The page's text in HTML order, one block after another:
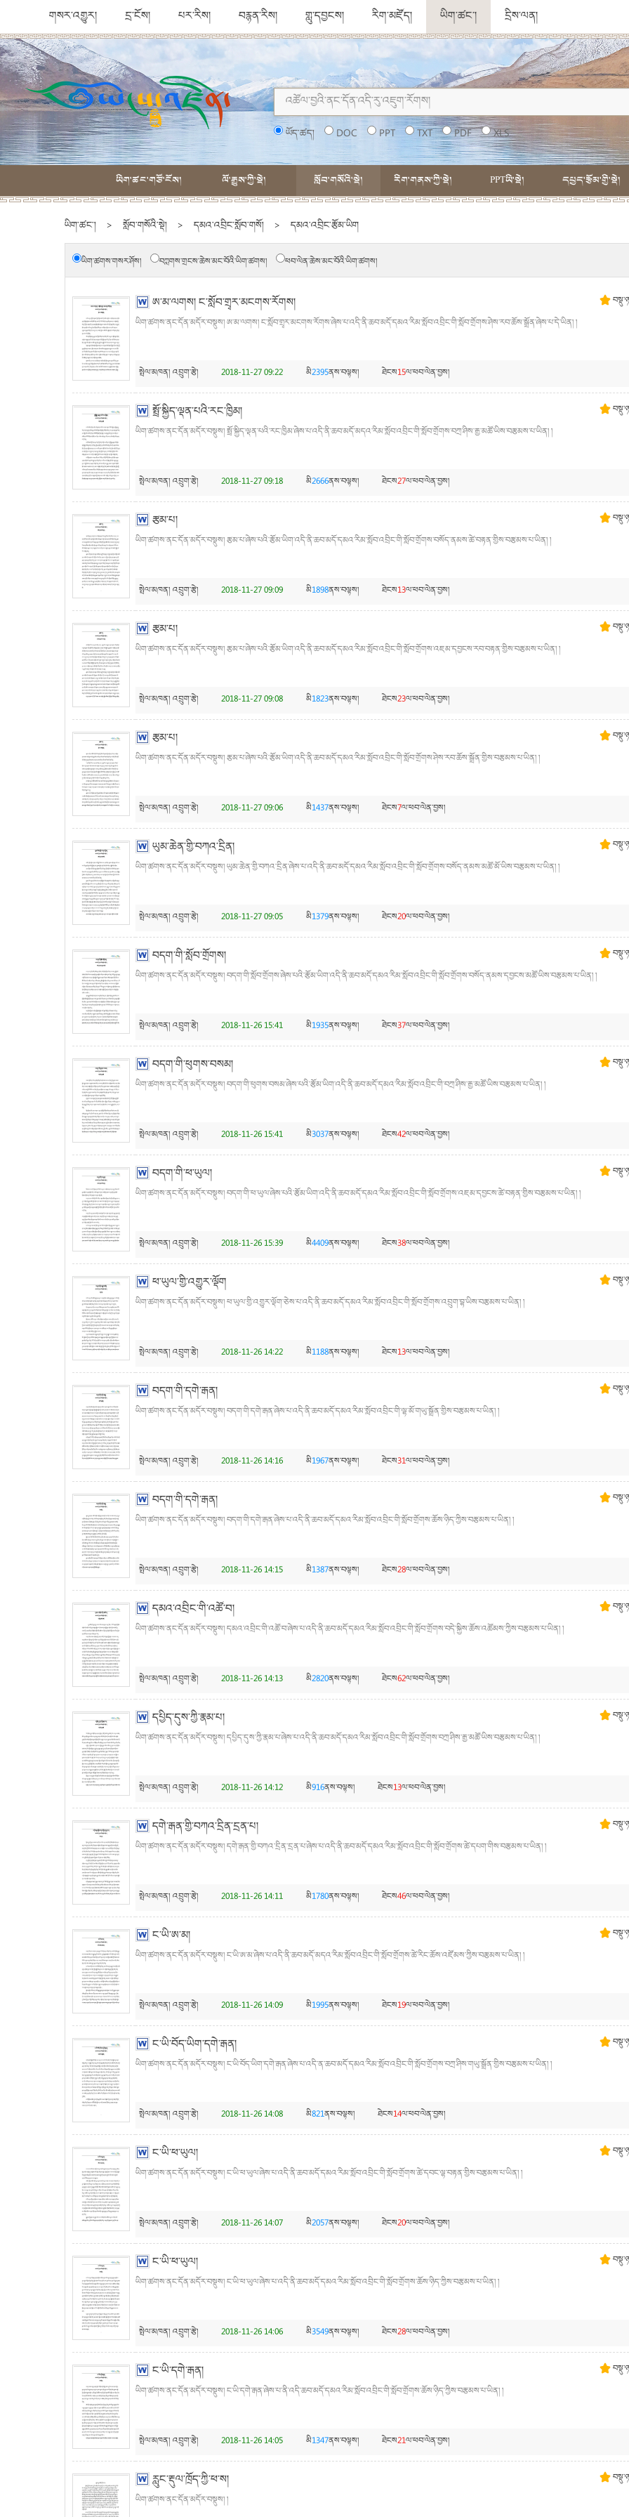
གསར་འགྱུར། དྲ་ངོས། པར་རིས། བརྙན་རིས། གླུ་དབྱངས། རིག་མཛོད། ཡིག་ཚང་། དྲིས་ལན།
ཡོད་ཚད། DOC PPT TXT PDF XLS
ཡིག་ཚང་གཙོ་ངོས། ལོ་རྒྱུས་ཀྱི་སྡེ། སློབ་གསོའི་སྡེ། རིག་གནས་ཀྱི་སྡེ། PPTཡི་སྡེ། དཔྱད་རྩོམ་གྱི་སྡེ།
ཡིག་ཚང་། > སློབ་གསོའི་སྡེ། > དམའ་འབྲིང་སློབ་གསོ། > དམའ་འབྲིང་རྩོམ་ཡིག
ཡིག་ཚགས་གསར་ཤོས། བཀླགས་གྲངས་ཆེས་མང་བོའི་ཡིག་ཚགས། ཕབ་ལེན་ཆེས་མང་བོའི་ཡིག་ཚགས།
ཨ་མ་ལགས། ང་སློབ་གྲྭར་མངགས་རོགས།
ཡིག་ཚགས་ནང་དོན་མདོར་བསྡུས། ཨ་མ་ལགས། ང་སློབ་གྲྭར་མངགས་རོགས་ཞེས་པ་འདི་ནི་ཆབ་མདོ་དམའ་རིམ་སློབ་འབྲིང་གི་སློབ་གྲོགས་ཤེས་རབ་ཆོས་སྒྲོན་ཞེས་པ་དེ་ཡིན། །
སྤེལ་མཁན། འབྲུག་རྩེ། 2018-11-27 09:22 མི2395ནས་བལྟས། ཐེངས15ལ་ཕབ་ལེན་བྱས།
སྤྲོ་སྐྱིད་ལྡན་པའི་རང་ཁྱིམ།
ཡིག་ཚགས་ནང་དོན་མདོར་བསྡུས། སྤྲོ་སྐྱིད་ལྡན་པའི་རང་ཁྱིམ་ཞེས་པ་འདི་ནི་ཆབ་མདོ་མདའ་རིམ་སློབ་འབྲིང་གི་སློབ་གྲོགས་བཀྲ་ཤིས་རྒྱ་མཚོ་ཡིས་བརྩམས་པ་ཡིན། །
སྤེལ་མཁན། འབྲུག་རྩེ། 2018-11-27 09:18 མི2666ནས་བལྟས། ཐེངས27ལ་ཕབ་ལེན་བྱས།
རྩམ་པ།
ཡིག་ཚགས་ནང་དོན་མདོར་བསྡུས། རྩམ་པ་ཞེས་པའི་རྩོམ་ཡིག་འདི་ནི་ཆབ་མདོ་དམའ་རིམ་སློབ་འབྲིང་གི་སློབ་གྲོགས་བསོད་ནམས་ཚེ་བརྟན་གྱིས་བརྩམས་པ་ཡིན། །
སྤེལ་མཁན། འབྲུག་རྩེ། 2018-11-27 09:09 མི1898ནས་བལྟས། ཐེངས13ལ་ཕབ་ལེན་བྱས།
རྩམ་པ།
ཡིག་ཚགས་ནང་དོན་མདོར་བསྡུས། རྩམ་པ་ཞེས་པའི་རྩོམ་ཡིག་འདི་ནི་ཆབ་མདོ་དམའ་རིམ་སློབ་འབྲིང་གི་སློབ་གྲོགས་འཇམ་དབྱངས་རབ་བརྟན་གྱིས་བརྩམས་པ་ཡིན། །
སྤེལ་མཁན། འབྲུག་རྩེ། 2018-11-27 09:08 མི1823ནས་བལྟས། ཐེངས23ལ་ཕབ་ལེན་བྱས།
རྩམ་པ།
ཡིག་ཚགས་ནང་དོན་མདོར་བསྡུས། རྩམ་པ་ཞེས་པའི་རྩོམ་ཡིག་འདི་ནི་ཆབ་མདོ་དམའ་རིམ་སློབ་འབྲིང་གི་སློབ་གྲོགས་ཤེས་རབ་ཆོས་སྒྲོན་གྱིས་བརྩམས་པ་ཡིན། །
སྤེལ་མཁན། འབྲུག་རྩེ། 2018-11-27 09:06 མི1437ནས་བལྟས། ཐེངས7ལ་ཕབ་ལེན་བྱས།
ཡུམ་ཆེན་གྱི་བཀའ་དྲིན།
ཡིག་ཚགས་ནང་དོན་མདོར་བསྡུས། ཡུམ་ཆེན་གྱི་བཀའ་དྲིན་ཞེས་པ་འདི་ནི་ཆབ་མདོ་དམའ་རིམ་སློབ་འབྲིང་གི་སློབ་གྲོགས་བསོད་ནམས་མཚོ་མོ་ཡིས་བརྩམས་པ་ཡིན། །
སྤེལ་མཁན། འབྲུག་རྩེ། 2018-11-27 09:05 མི1379ནས་བལྟས། ཐེངས20ལ་ཕབ་ལེན་བྱས།
བདག་གི་སློབ་གྲོགས།
ཡིག་ཚགས་ནང་དོན་མདོར་བསྡུས། བདག་གི་སློབ་གྲོགས་ཞེས་པའི་རྩོམ་ཡིག་འདི་ནི་ཆབ་མདོ་དམའ་རིམ་སློབ་འབྲིང་གི་སློབ་གྲོགས་བསོད་ནམས་དབྱངས་མཚོ་ཡིས་བརྩམས་པ་ཡིན། །
སྤེལ་མཁན། འབྲུག་རྩེ། 2018-11-26 15:41 མི1935ནས་བལྟས། ཐེངས37ལ་ཕབ་ལེན་བྱས།
བདག་གི་ཕུགས་བསམ།
ཡིག་ཚགས་ནང་དོན་མདོར་བསྡུས། བདག་གི་ཕུགས་བསམ་ཞེས་པའི་རྩོམ་ཡིག་འདི་ནི་ཆབ་མདོ་དམའ་རིམ་སློབ་འབྲིང་གི་བཀྲ་ཤིས་རྒྱ་མཚོ་ཡིས་བརྩམས་པ་ཡིན། །
སྤེལ་མཁན། འབྲུག་རྩེ། 2018-11-26 15:41 མི3037ནས་བལྟས། ཐེངས42ལ་ཕབ་ལེན་བྱས།
བདག་གི་ཕ་ཡུལ།
ཡིག་ཚགས་ནང་དོན་མདོར་བསྡུས། བདག་གི་ཕ་ཡུལ་ཞེས་པའི་རྩོམ་ཡིག་འདི་ནི་ཆབ་མདོ་དམའ་རིམ་སློབ་འབྲིང་གི་སློབ་གྲོགས་འཇམ་དབྱངས་ཚེ་བརྟན་གྱིས་བརྩམས་པ་ཡིན། །
སྤེལ་མཁན། འབྲུག་རྩེ། 2018-11-26 15:39 མི4409ནས་བལྟས། ཐེངས38ལ་ཕབ་ལེན་བྱས།
ཕ་ཡུལ་གྱི་འགྱུར་ལྡོག
ཡིག་ཚགས་ནང་དོན་མདོར་བསྡུས། ཕ་ཡུལ་གྱི་འགྱུར་ལྡོག་ཅེས་པ་འདི་ནི་ཆབ་མདོ་དམའ་རིམ་སློབ་འབྲིང་གི་སློབ་གྲོགས་འབྲུག་བྷ་ཡིས་བརྩམས་པ་ཡིན། །
སྤེལ་མཁན། འབྲུག་རྩེ། 2018-11-26 14:22 མི1188ནས་བལྟས། ཐེངས13ལ་ཕབ་ལེན་བྱས།
བདག་གི་དགེ་རྒན།
ཡིག་ཚགས་ནང་དོན་མདོར་བསྡུས། བདག་གི་དགེ་རྒན་ཞེས་པ་འདི་ནི་ཆབ་མདོ་དམའ་རིམ་སློབ་འབྲིང་གི་ལྷ་མོ་གཡུ་སྒྲོན་གྱིས་བརྩམས་པ་ཡིན། །
སྤེལ་མཁན། འབྲུག་རྩེ། 2018-11-26 14:16 མི1967ནས་བལྟས། ཐེངས31ལ་ཕབ་ལེན་བྱས།
བདག་གི་དགེ་རྒན།
ཡིག་ཚགས་ནང་དོན་མདོར་བསྡུས། བདག་གི་དགེ་རྒན་ཞེས་པ་འདི་ནི་ཆབ་མདོ་དམའ་རིམ་སློབ་འབྲིང་གི་སློབ་གྲོགས་ཆོས་ཉིད་ཀྱིས་བརྩམས་པ་ཡིན། །
སྤེལ་མཁན། འབྲུག་རྩེ། 2018-11-26 14:15 མི1387ནས་བལྟས། ཐེངས28ལ་ཕབ་ལེན་བྱས།
དམའ་འབྲིང་གི་འཚོ་བ།
ཡིག་ཚགས་ནང་དོན་མདོར་བསྡུས། དམའ་འབྲིང་གི་འཚོ་བ་ཞེས་པ་འདི་ནི་ཆབ་མདོ་དམའ་རིམ་སློབ་འབྲིང་གི་སློབ་གྲོགས་བདེ་སྐྱིས་ཆོས་འཚོམས་ཀྱིས་བརྩམས་པ་ཡིན། །
སྤེལ་མཁན། འབྲུག་རྩེ། 2018-11-26 14:13 མི2820ནས་བལྟས། ཐེངས62ལ་ཕབ་ལེན་བྱས།
དཔྱིད་དུས་ཀྱི་རྣམ་པ།
ཡིག་ཚགས་ནང་དོན་མདོར་བསྡུས། དཔྱིད་དུས་ཀྱི་རྣམ་པ་ཞེས་པ་འདི་ནི་ཆབ་མདོ་དམའ་རིམ་སློབ་འབྲིང་གི་སློབ་གྲོགས་བཀྲ་ཤིས་རྒྱ་མཚོ་ཡིས་བརྩམས་པ་ཡིན། །
སྤེལ་མཁན། འབྲུག་རྩེ། 2018-11-26 14:12 མི916ནས་བལྟས། ཐེངས13ལ་ཕབ་ལེན་བྱས།
དགེ་རྒན་གྱི་བཀའ་དྲིན་དྲན་པ།
ཡིག་ཚགས་ནང་དོན་མདོར་བསྡུས། དགེ་རྒན་གྱི་བཀའ་དྲིན་དྲན་པ་ཞེས་པ་འདི་ནི་ཆབ་མདོ་དམའ་རིམ་སློབ་འབྲིང་གི་སློབ་གྲོགས་ཚེ་དཔག་གིས་བརྩམས་པ་ཡིན། །
སྤེལ་མཁན། འབྲུག་རྩེ། 2018-11-26 14:11 མི1780ནས་བལྟས། ཐེངས46ལ་ཕབ་ལེན་བྱས།
ང་ཡི་ཨ་མ།
ཡིག་ཚགས་ནང་དོན་མདོར་བསྡུས། ང་ཡི་ཨ་མ་ཞེས་པ་འདི་ནི་ཆབ་མདོ་མདའ་རིམ་སློབ་འབྲིང་གི་སློབ་གྲོགས་ཚེ་རིང་ཆོས་འཛོམས་ཀྱིས་བརྩམས་པ་ཡིན། །
སྤེལ་མཁན། འབྲུག་རྩེ། 2018-11-26 14:09 མི1995ནས་བལྟས། ཐེངས19ལ་ཕབ་ལེན་བྱས།
ང་ཡི་བོད་ཡིག་དགེ་རྒན།
ཡིག་ཚགས་ནང་དོན་མདོར་བསྡུས། ང་ཡི་བོད་ཡིག་དགེ་རྒན་ཞེས་པ་འདི་ན་ཆབ་མདོ་དམའ་རིམ་སློབ་འབྲིང་གི་སློབ་གྲོགས་བཀྲ་ཤིས་གཡུ་སྒྲོན་གྱིས་བརྩམས་པ་ཡིན། །
སྤེལ་མཁན། འབྲུག་རྩེ། 2018-11-26 14:08 མི821ནས་བལྟས། ཐེངས14ལ་ཕབ་ལེན་བྱས།
ང་ཡི་ཕ་ཡུལ།
ཡིག་ཚགས་ནང་དོན་མདོར་བསྡུས། ང་ཡི་ཕ་ཡུལ་ཞེས་པ་འདི་ནི་ཆབ་མདོ་དམའ་རིམ་སློབ་འབྲིང་གི་སློབ་གྲོགས་ཚེ་དབང་ལྷ་བརྟན་གྱིས་བརྩམས་པ་ཡིན། །
སྤེལ་མཁན། འབྲུག་རྩེ། 2018-11-26 14:07 མི2057ནས་བལྟས། ཐེངས20ལ་ཕབ་ལེན་བྱས།
ང་ཡི་ཕ་ཡུལ།
ཡིག་ཚགས་ནང་དོན་མདོར་བསྡུས། ང་ཡི་ཕ་ཡུལ་ཞེས་པ་འདི་ནི་ཆབ་མདོ་དམའ་རིམ་སློབ་འབྲིང་གི་སློབ་གྲོགས་ཆོས་ཉིད་ཀྱིས་བརྩམས་པ་ཡིན། །
སྤེལ་མཁན། འབྲུག་རྩེ། 2018-11-26 14:06 མི3549ནས་བལྟས། ཐེངས28ལ་ཕབ་ལེན་བྱས།
ང་ཡི་དགེ་རྒན།
ཡིག་ཚགས་ནང་དོན་མདོར་བསྡུས། ང་ཡི་དགེ་རྒན་ཞེས་པ་ནི་འདི་ཆབ་མདོ་དམའ་རིམ་སློབ་འབྲིང་གི་སློབ་གྲོགས་ཆོས་ཉིད་ཀྱིས་བརྩམས་པ་ཡིན། །
སྤེལ་མཁན། འབྲུག་རྩེ། 2018-11-26 14:05 མི1347ནས་བལྟས། ཐེངས21ལ་ཕབ་ལེན་བྱས།
རླུང་རྡུལ་ཁྲོད་ཀྱི་ཕ་ས།
ཡིག་ཚགས་ནང་དོན་མདོར་བསྡུས། །